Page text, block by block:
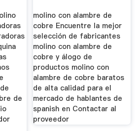
de
molino con alambre de
cobre Encuentre la mejor
selección de fabricantes
molino con alambre de
cobre y álogo de
productos molino con
alambre de cobre baratos
de alta calidad para el
mercado de hablantes de
spanish en Contactar al
proveedor